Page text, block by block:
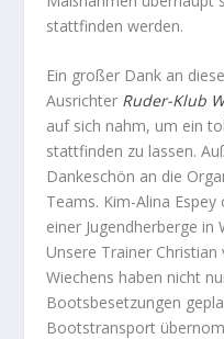
stattfinden werden.
Ein großer Dank an
Ausrichter Ruder-Klub
auf sich nahm, um ein
stattfinden zu lassen.
Dankeschön an die
Teams. Kim-Alina
einer Jugendherberge
Unsere Trainer
Wiechens haben nicht
Bootsbesetzungen
Bootstransport